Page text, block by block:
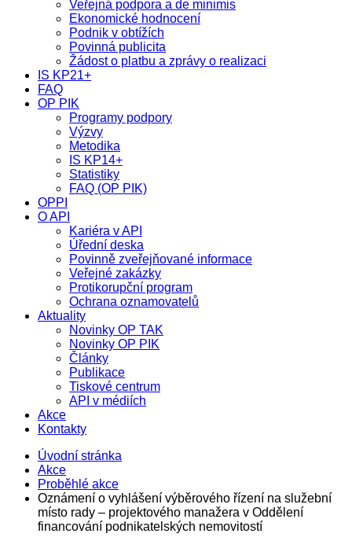
Veřejná podpora a de minimis
Ekonomické hodnocení
Podnik v obtížích
Povinná publicita
Žádost o platbu a zprávy o realizaci
IS KP21+
FAQ
OP PIK
Programy podpory
Výzvy
Metodika
IS KP14+
Statistiky
FAQ (OP PIK)
OPPI
O API
Kariéra v API
Úřední deska
Povinně zveřejňované informace
Veřejné zakázky
Protikorupční program
Ochrana oznamovatelů
Aktuality
Novinky OP TAK
Novinky OP PIK
Články
Publikace
Tiskové centrum
API v médiích
Akce
Kontakty
Úvodní stránka
Akce
Proběhlé akce
Oznámení o vyhlášení výběrového řízení na služební
místo rady – projektového manažera v Oddělení
financování podnikatelských nemovitostí